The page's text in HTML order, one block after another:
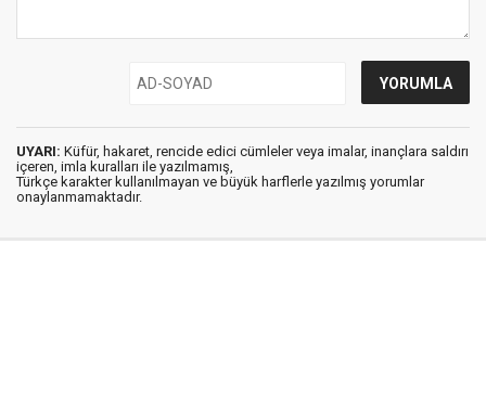
UYARI: Küfür, hakaret, rencide edici cümleler veya imalar, inançlara saldırı
içeren, imla kuralları ile yazılmamış,
Türkçe karakter kullanılmayan ve büyük harflerle yazılmış yorumlar
onaylanmamaktadır.